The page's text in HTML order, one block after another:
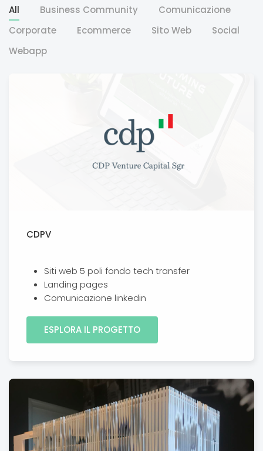
All Business Community
Comunicazione
Corporate
Ecommerce Sito Web
Social
Webapp
CDPV
Siti web 5 poli fondo tech transfer
Landing pages
Comunicazione linkedin
ESPLORA IL PROGETTO